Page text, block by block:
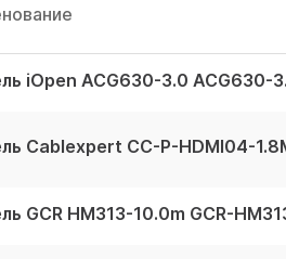
iOpen ACG630-3.0 ACG630-
Cablexpert CC-P-HDMI04-
GCR HM313-10.0m GCR-